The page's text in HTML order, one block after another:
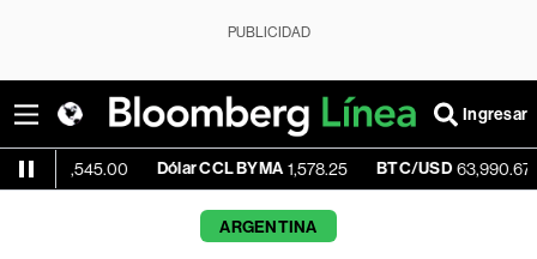
PUBLICIDAD
Ingresar
Dólar CCL BYMA 1,578.25 BTC/USD 63,990.67
ARGENTINA